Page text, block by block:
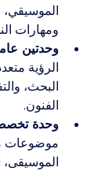
الموسيقي،
ومهارات
وحدتين
الرؤية
البحث،
الفنون.
وحدة
موضوعات
الموسيقى،